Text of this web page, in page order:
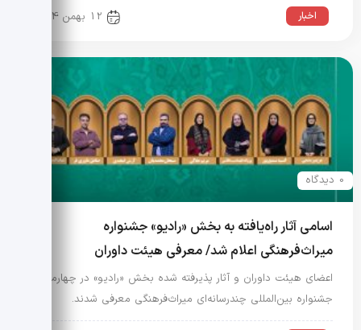
اخبار 12 بهمن 1404
0 دیدگاه
اسامی آثار راه‌یافته به بخش «رادیو» جشنواره
میراث‌فرهنگی اعلام شد/ معرفی هیئت داوران
اعضای هیئت داوران و آثار پذیرفته شده بخش «رادیو» در چهارمین
جشنواره بین‌المللی چندرسانه‌ای میراث‌فرهنگی معرفی شدند.